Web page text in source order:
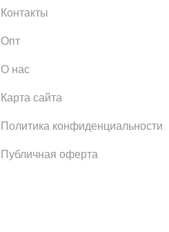
Контакты
Опт
О нас
Карта сайта
Политика конфиденциальности
Публичная оферта